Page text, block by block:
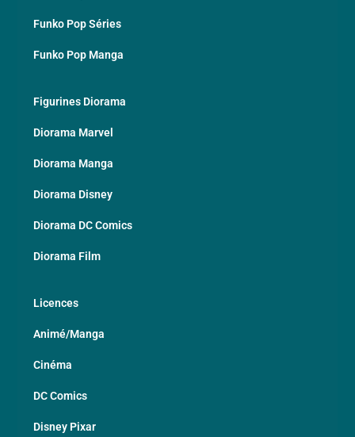
Funko Pop Séries
Funko Pop Manga
Figurines Diorama
Diorama Marvel
Diorama Manga
Diorama Disney
Diorama DC Comics
Diorama Film
Licences
Animé/Manga
Cinéma
DC Comics
Disney Pixar